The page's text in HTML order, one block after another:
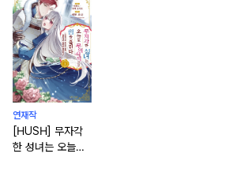
연재작
[HUSH] 무자각
한 성녀는 오늘도